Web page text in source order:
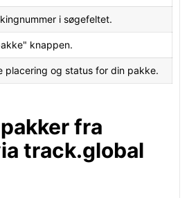
i søgefeltet.
knappen.
placering og status for din pakke.
fra
track.global